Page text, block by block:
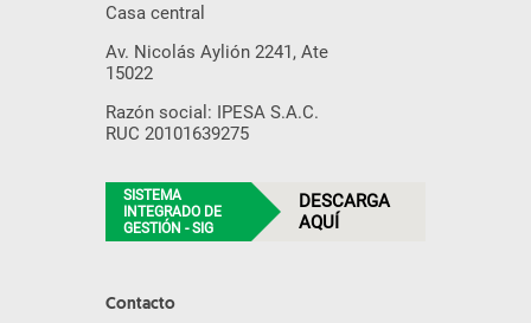
Casa central
Av. Nicolás Aylión 2241, Ate
15022
Razón social: IPESA S.A.C.
RUC 20101639275
SISTEMA
INTEGRADO DE
GESTIÓN - SIG
DESCARGA
AQUÍ
Contacto